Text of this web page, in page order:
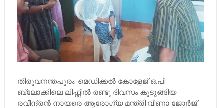
തിരുവനന്തപുരം: മെഡിക്കല്‍ കോളേജ് ഒ.പി
ബ്ലോക്കിലെ ലിഫ്റ്റില്‍ രണ്ടു ദിവസം കുടുങ്ങിയ
രവീന്ദ്രൻ നായരെ ആരോഗ്യ മന്ത്രി വീണാ ജോര്‍ജ്